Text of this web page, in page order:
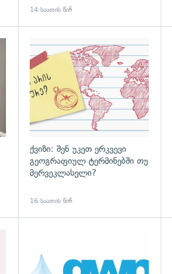
14 საათის წინ
გადახედვა
ქვიზი: შენ უკეთ ერკვევი
გეოგრაფიულ ტერმინებში თუ
მერვეკლასელი?
16 საათის წინ